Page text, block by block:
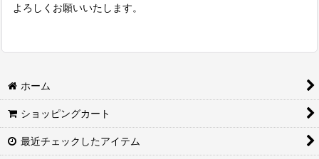
よろしくお願いいたします。
ホーム
ショッピングカート
最近チェックしたアイテム